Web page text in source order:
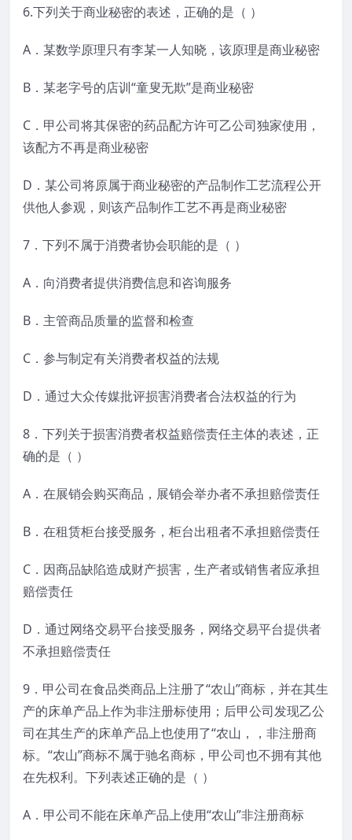
6.下列关于商业秘密的表述，正确的是（ ）
A．某数学原理只有李某一人知晓，该原理是商业秘密
B．某老字号的店训“童叟无欺”是商业秘密
C．甲公司将其保密的药品配方许可乙公司独家使用，
该配方不再是商业秘密
D．某公司将原属于商业秘密的产品制作工艺流程公开
供他人参观，则该产品制作工艺不再是商业秘密
7．下列不属于消费者协会职能的是（ ）
A．向消费者提供消费信息和咨询服务
B．主管商品质量的监督和检查
C．参与制定有关消费者权益的法规
D．通过大众传媒批评损害消费者合法权益的行为
8．下列关于损害消费者权益赔偿责任主体的表述，正
确的是（ ）
A．在展销会购买商品，展销会举办者不承担赔偿责任
B．在租赁柜台接受服务，柜台出租者不承担赔偿责任
C．因商品缺陷造成财产损害，生产者或销售者应承担
赔偿责任
D．通过网络交易平台接受服务，网络交易平台提供者
不承担赔偿责任
9．甲公司在食品类商品上注册了“农山”商标，并在其生
产的床单产品上作为非注册标使用；后甲公司发现乙公
司在其生产的床单产品上也使用了“农山，，非注册商
标。“农山”商标不属于驰名商标，甲公司也不拥有其他
在先权利。下列表述正确的是（ ）
A．甲公司不能在床单产品上使用“农山”非注册商标